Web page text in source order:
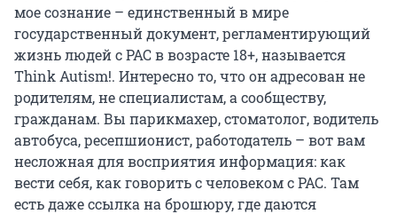
мое сознание – единственный в мире
государственный документ, регламентирующий
жизнь людей с РАС в возрасте 18+, называется
Think Autism!. Интересно то, что он адресован не
родителям, не специалистам, а сообществу,
гражданам. Вы парикмахер, стоматолог, водитель
автобуса, ресепшионист, работодатель – вот вам
несложная для восприятия информация: как
вести себя, как говорить с человеком с РАС. Там
есть даже ссылка на брошюру, где даются